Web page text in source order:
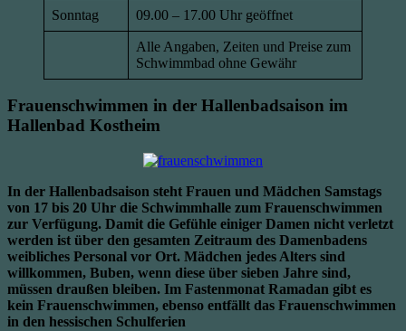
Sonntag 09.00 – 17.00 Uhr geöffnet
Alle Angaben, Zeiten und Preise zum
Schwimmbad ohne Gewähr
Frauenschwimmen in der Hallenbadsaison im
Hallenbad Kostheim
In der Hallenbadsaison steht Frauen und Mädchen Samstags
von 17 bis 20 Uhr die Schwimmhalle zum Frauenschwimmen
zur Verfügung. Damit die Gefühle einiger Damen nicht verletzt
werden ist über den gesamten Zeitraum des Damenbadens
weibliches Personal vor Ort. Mädchen jedes Alters sind
willkommen, Buben, wenn diese über sieben Jahre sind,
müssen draußen bleiben. Im Fastenmonat Ramadan gibt es
kein Frauenschwimmen, ebenso entfällt das Frauenschwimmen
in den hessischen Schulferien